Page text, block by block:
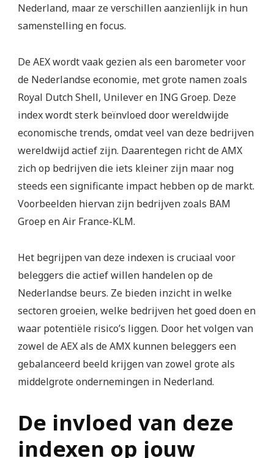
Nederland, maar ze verschillen aanzienlijk in hun
samenstelling en focus.
De AEX wordt vaak gezien als een barometer voor
de Nederlandse economie, met grote namen zoals
Royal Dutch Shell, Unilever en ING Groep. Deze
index wordt sterk beïnvloed door wereldwijde
economische trends, omdat veel van deze bedrijven
wereldwijd actief zijn. Daarentegen richt de AMX
zich op bedrijven die iets kleiner zijn maar nog
steeds een significante impact hebben op de markt.
Voorbeelden hiervan zijn bedrijven zoals BAM
Groep en Air France-KLM.
Het begrijpen van deze indexen is cruciaal voor
beleggers die actief willen handelen op de
Nederlandse beurs. Ze bieden inzicht in welke
sectoren groeien, welke bedrijven het goed doen en
waar potentiële risico’s liggen. Door het volgen van
zowel de AEX als de AMX kunnen beleggers een
gebalanceerd beeld krijgen van zowel grote als
middelgrote ondernemingen in Nederland.
De invloed van deze
indexen op jouw